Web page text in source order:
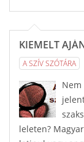
KIEMELT
A SZÍV SZÓTÁRA
leleten?